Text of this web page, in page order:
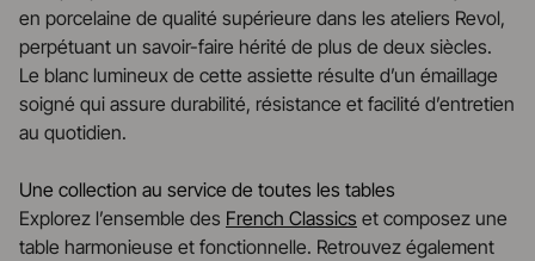
en porcelaine de qualité supérieure dans les ateliers Revol,
perpétuant un savoir-faire hérité de plus de deux siècles.
Le blanc lumineux de cette assiette résulte d’un émaillage
soigné qui assure durabilité, résistance et facilité d’entretien
au quotidien.
Une collection au service de toutes les tables
Explorez l’ensemble des French Classics et composez une
table harmonieuse et fonctionnelle. Retrouvez également